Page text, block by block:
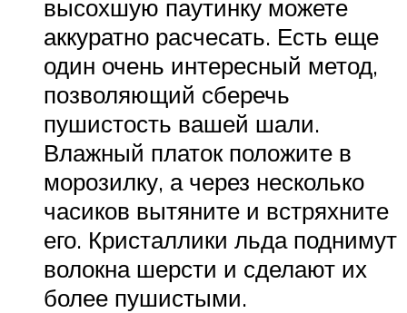
высохшую паутинку можете
аккуратно расчесать. Есть еще
один очень интересный метод,
позволяющий сберечь
пушистость вашей шали.
Влажный платок положите в
морозилку, а через несколько
часиков вытяните и встряхните
его. Кристаллики льда поднимут
волокна шерсти и сделают их
более пушистыми.